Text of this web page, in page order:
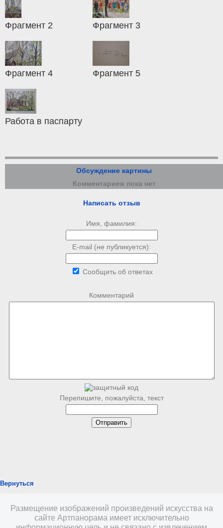
Фрагмент 2 Фрагмент 3
Фрагмент 4 Фрагмент 5
Работа в паспарту
Обсуждение картины
Комментариев пока нет
Написать отзыв
Имя, фамилия:
E-mail (не публикуется):
Сообщить об ответах
Комментарий
Перепишите, пожалуйста, текст
Вернуться
Размещение изображений произведений искусства на
сайте Артпанорама имеет исключительно